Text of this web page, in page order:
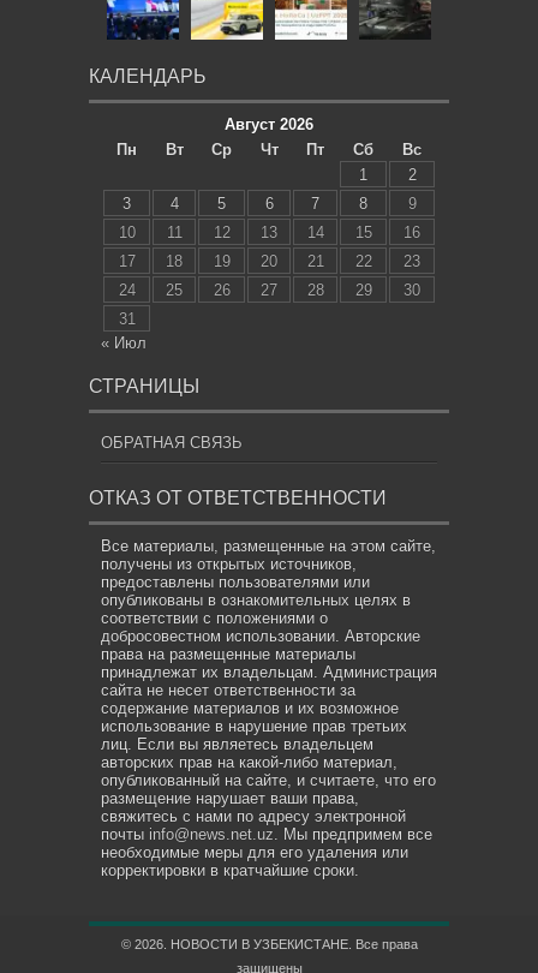
КАЛЕНДАРЬ
Август 2026
Пн
Вт Ср Чт Пт Сб
Вс
1
2
3
4 5 6 7 8
9
10
11 12 13 14 15
16
17
18 19 20 21 22
23
24
25 26 27 28 29
30
31
« Июл
СТРАНИЦЫ
ОБРАТНАЯ СВЯЗЬ
ОТКАЗ ОТ ОТВЕТСТВЕННОСТИ
Все материалы, размещенные на этом сайте,
получены из открытых источников,
предоставлены пользователями или
опубликованы в ознакомительных целях в
соответствии с положениями о
добросовестном использовании. Авторские
права на размещенные материалы
принадлежат их владельцам. Администрация
сайта не несет ответственности за
содержание материалов и их возможное
использование в нарушение прав третьих
лиц. Если вы являетесь владельцем
авторских прав на какой-либо материал,
опубликованный на сайте, и считаете, что его
размещение нарушает ваши права,
свяжитесь с нами по адресу электронной
почты info@news.net.uz . Мы предпримем все
необходимые меры для его удаления или
корректировки в кратчайшие сроки.
© 2026. НОВОСТИ В УЗБЕКИСТАНЕ. Все права
защищены